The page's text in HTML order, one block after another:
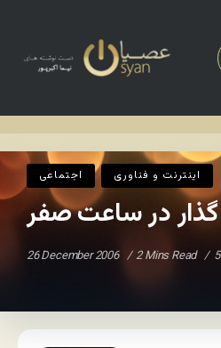
اجتماعی اينترنت و فناوری
در ساعت صفر
26 December 2006 2 Mins Read